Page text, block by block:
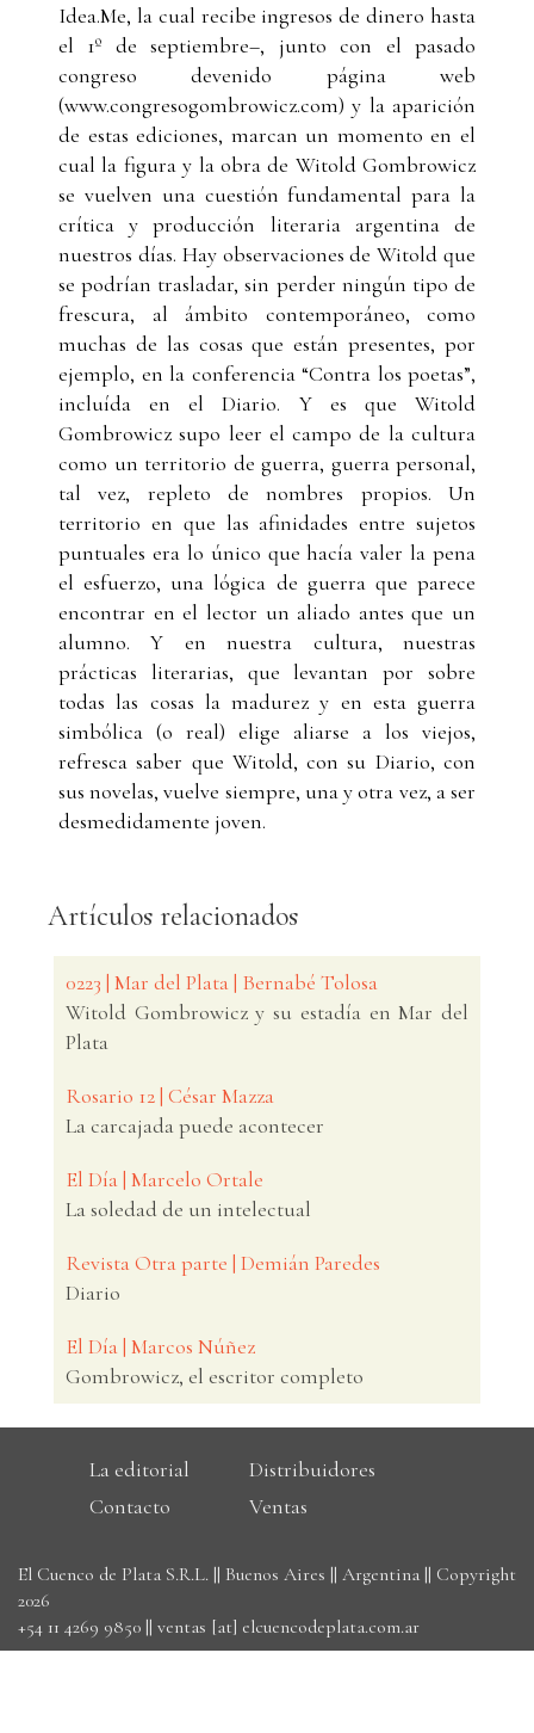
Idea.Me, la cual recibe ingresos de dinero hasta
el 1º de septiembre–, junto con el pasado
congreso devenido página web
(www.congresogombrowicz.com) y la aparición
de estas ediciones, marcan un momento en el
cual la figura y la obra de Witold Gombrowicz
se vuelven una cuestión fundamental para la
crítica y producción literaria argentina de
nuestros días. Hay observaciones de Witold que
se podrían trasladar, sin perder ningún tipo de
frescura, al ámbito contemporáneo, como
muchas de las cosas que están presentes, por
ejemplo, en la conferencia “Contra los poetas”,
incluída en el Diario. Y es que Witold
Gombrowicz supo leer el campo de la cultura
como un territorio de guerra, guerra personal,
tal vez, repleto de nombres propios. Un
territorio en que las afinidades entre sujetos
puntuales era lo único que hacía valer la pena
el esfuerzo, una lógica de guerra que parece
encontrar en el lector un aliado antes que un
alumno. Y en nuestra cultura, nuestras
prácticas literarias, que levantan por sobre
todas las cosas la madurez y en esta guerra
simbólica (o real) elige aliarse a los viejos,
refresca saber que Witold, con su Diario, con
sus novelas, vuelve siempre, una y otra vez, a ser
desmedidamente joven.
Artículos relacionados
0223 | Mar del Plata | Bernabé Tolosa
Witold Gombrowicz y su estadía en Mar del
Plata
Rosario 12 | César Mazza
La carcajada puede acontecer
El Día | Marcelo Ortale
La soledad de un intelectual
Revista Otra parte | Demián Paredes
Diario
El Día | Marcos Núñez
Gombrowicz, el escritor completo
La editorial
Distribuidores
Contacto
Ventas
El Cuenco de Plata S.R.L. || Buenos Aires || Argentina || Copyright
2026
+54 11 4269 9850 || ventas [at] elcuencodeplata.com.ar